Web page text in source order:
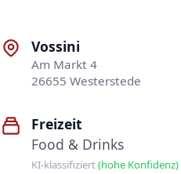
Vossini
Am Markt 4
26655 Westerstede
Freizeit
Food & Drinks
KI-klassifiziert(hohe Konfidenz)